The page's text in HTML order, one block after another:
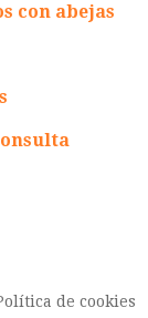
con abejas
de cookies